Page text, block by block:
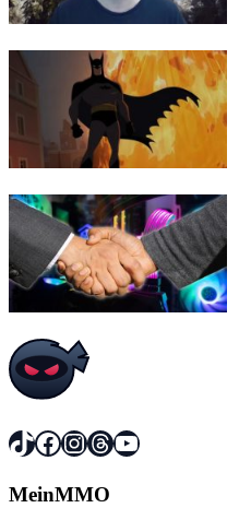
TikTok
Facebook
Instagram
Threads
YouTube
MeinMMO